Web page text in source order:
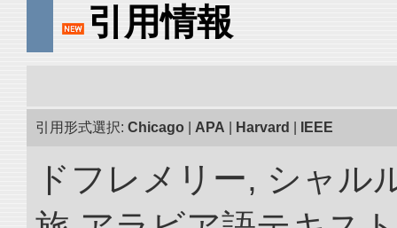
引用情報
引用形式選択: Chicago APA Harvard IEEE
ドフレメリー, シャル